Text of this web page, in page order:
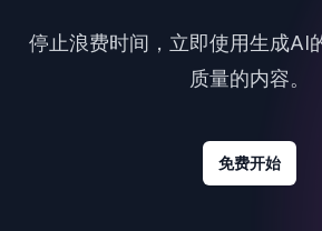
停止浪费时间，立即使用生成AI
质量的内容。
免费开始